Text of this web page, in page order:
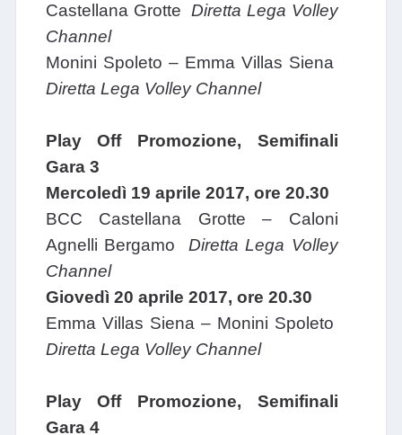
Castellana GrotteDiretta Lega Volley
Channel
Monini Spoleto – Emma Villas Siena
Diretta Lega Volley Channel
Play Off Promozione, Semifinali
Gara 3
Mercoledì 19 aprile 2017, ore 20.30
BCC Castellana Grotte – Caloni
Agnelli Bergamo Diretta Lega Volley
Channel
Giovedì 20 aprile 2017, ore 20.30
Emma Villas Siena – Monini Spoleto
Diretta Lega Volley Channel
Play Off Promozione, Semifinali
Gara 4